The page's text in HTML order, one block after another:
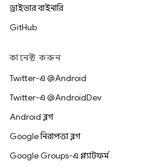
ড্রাইভার বাইনারি
GitHub
কানেক্ট করুন
Twitter-এ @Android
Twitter-এ @AndroidDev
Android ব্লগ
Google নিরাপত্তা ব্লগ
Google Groups-এ প্ল্যাটফর্ম